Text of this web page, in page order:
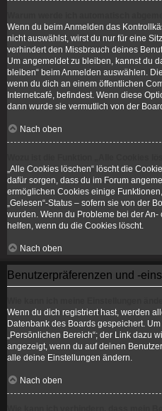
Wenn du beim Anmelden das
nicht auswählst, wirst du nur für eine
verhindert den Missbrauch deines
Um angemeldet zu bleiben, kannst du
bleiben“ beim Anmelden auswählen.
wenn du dich an einem öffentlichen
Internetcafé, befindest. Wenn diese
dann wurde sie vermutlich von der
Nach oben
„Alle Cookies löschen“ löscht die
dafür sorgen, dass du im Forum
ermöglichen Cookies einige
„Gelesen“-Status – sofern sie von der
wurden. Wenn du Probleme bei der
helfen, wenn du die Cookies löscht.
Nach oben
Benutzerpräferenzen und -
Wenn du dich registriert hast, werden
Datenbank des Boards gespeichert.
„Persönlichen Bereich“; der Link dazu
angezeigt, wenn du auf deinen
alle deine Einstellungen ändern.
Nach oben